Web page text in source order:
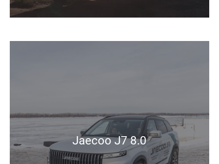
Jaecoo J7 8.0